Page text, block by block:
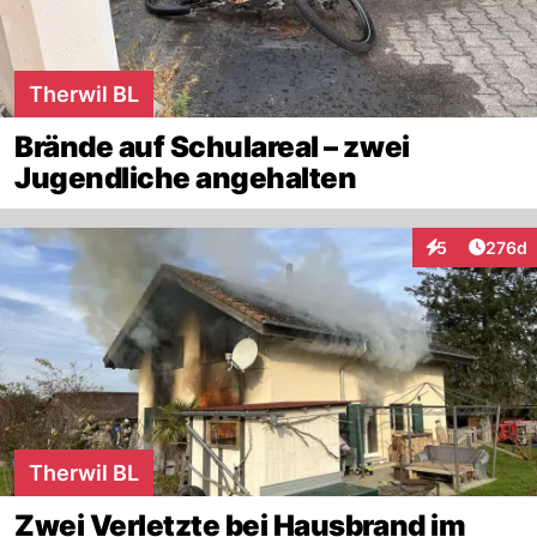
Therwil BL
Brände auf Schulareal – zwei
Jugendliche angehalten
5
Interaktionen
276d
Therwil BL
Zwei Verletzte bei Hausbrand im